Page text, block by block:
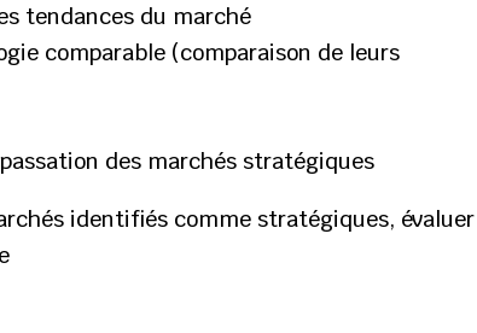
tendances du marché
comparable (comparaison de leurs
des marchés stratégiques
identifiés comme stratégiques, évaluer